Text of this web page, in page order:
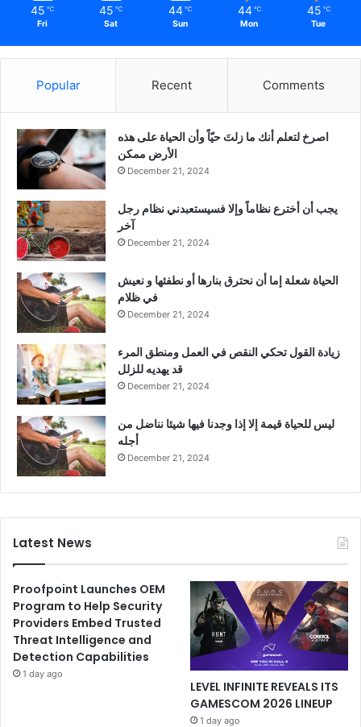
45 ℃
Fri
45 ℃
Sat
44 ℃
Sun
44 ℃
Mon
45 ℃
Tue
Popular Recent Comments
‫اصرخ لتعلم أنك ما زلتَ حيّاً وأن الحياة على هذه
الأرض ممكن
December 21, 2024
يجب أن أخترع نظاماً وإلا فسيستعبدني نظام رجل
آخر
December 21, 2024
الحياة شعلة إما أن نحترق بنارها أو نطفئها و نعيش
في ظلام
December 21, 2024
زيادة القول تحكي النقص في العمل ومنطق المرء
قد يهديه للزلل
December 21, 2024
ليس للحياة قيمة إلا إذا وجدنا فيها شيئا نناضل من
أجله
December 21, 2024
Latest News
Proofpoint Launches OEM
Program to Help Security
Providers Embed Trusted
Threat Intelligence and
Detection Capabilities
1 day ago
LEVEL INFINITE REVEALS ITS
GAMESCOM 2026 LINEUP
1 day ago